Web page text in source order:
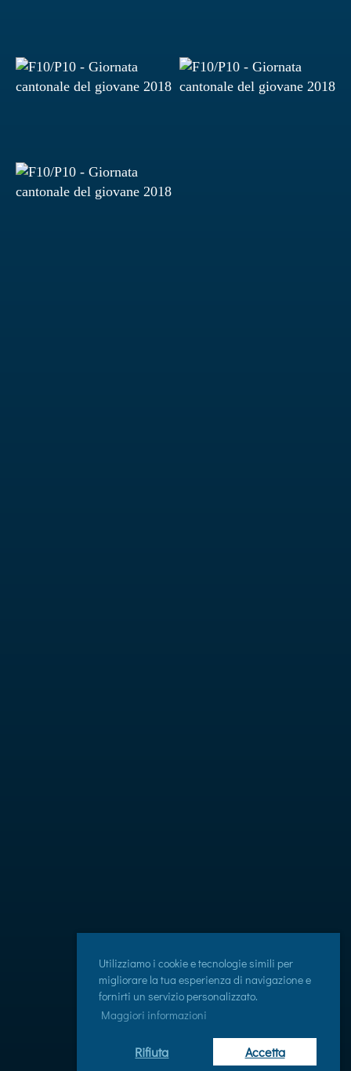
Utilizziamo i cookie e tecnologie simili per
migliorare la tua esperienza di navigazione e
fornirti un servizio personalizzato.
Maggiori informazioni
Rifiuta Accetta